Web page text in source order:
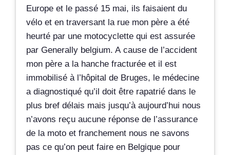
Europe et le passé 15 mai, ils faisaient du
vélo et en traversant la rue mon père a été
heurté par une motocyclette qui est assurée
par Generally belgium. A cause de l’accident
mon père a la hanche fracturée et il est
immobilisé à l’hôpital de Bruges, le médecine
a diagnostiqué qu’il doit être rapatrié dans le
plus bref délais mais jusqu’à aujourd’hui nous
n’avons reçu aucune réponse de l’assurance
de la moto et franchement nous ne savons
pas ce qu’on peut faire en Belgique pour